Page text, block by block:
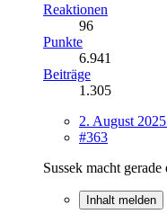
Reaktionen
96
Punkte
6.941
Beiträge
1.305
2. August
#363
Sussek macht
Inhalt melden